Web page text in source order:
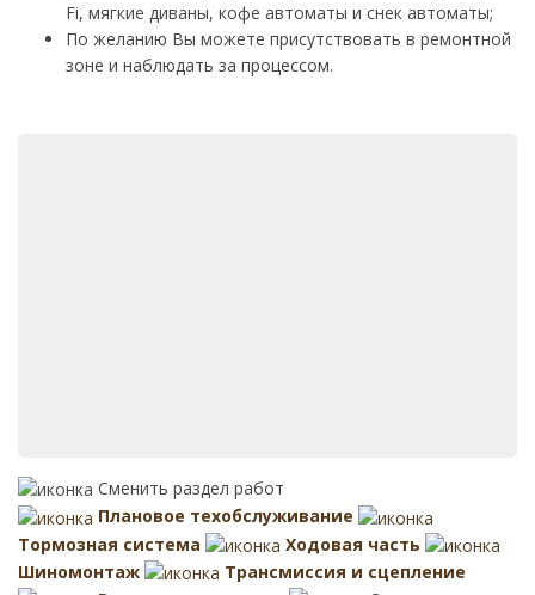
Fi, мягкие диваны, кофе автоматы и снек автоматы;
По желанию Вы можете присутствовать в ремонтной
зоне и наблюдать за процессом.
Сменить раздел работ
Плановое техобслуживание
Тормозная система
Ходовая часть
Шиномонтаж
Трансмиссия и сцепление